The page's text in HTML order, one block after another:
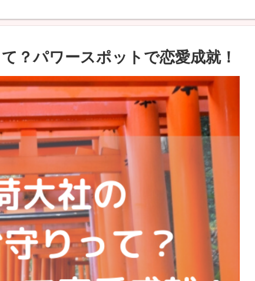
？パワースポットで恋愛成就！